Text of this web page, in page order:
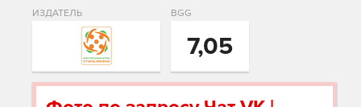
ИЗДАТЕЛЬ BGG
7,05